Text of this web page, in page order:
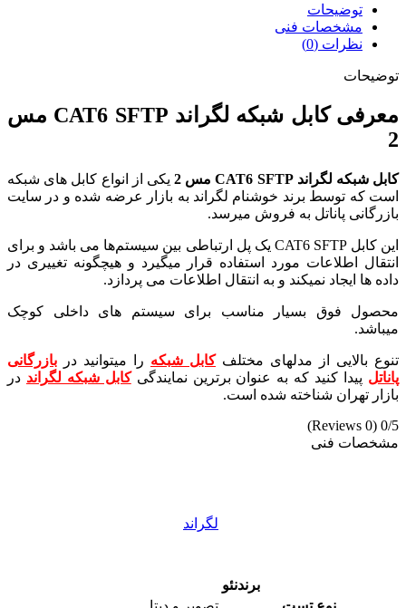
توضیحات
مشخصات فنی
نظرات (0)
توضیحات
معرفی کابل شبکه لگراند CAT6 SFTP مس
2
کابل شبکه لگراند CAT6 SFTP مس 2
یکی از انواع کابل های شبکه
است که توسط برند خوشنام لگراند به بازار عرضه شده و در سایت
بازرگانی پاناتل به فروش میرسد.
این کابل CAT6 SFTP یک پل ارتباطی بین سیستم‌ها می باشد و برای
انتقال اطلاعات مورد استفاده قرار میگیرد و هیچگونه تغییری در
داده ها ایجاد نمیکند و به انتقال اطلاعات می پردازد.
محصول فوق بسیار مناسب برای سیستم های داخلی کوچک
میباشد.
تنوع بالایی از مدلهای مختلفکابل شبکه را میتوانید در
بازرگانی
پاناتل پیدا کنید که به عنوان برترین نمایندگیکابل شبکه لگراند در
بازار تهران شناخته شده است.
0/5
(0 Reviews)
مشخصات فنی
برندنئو
لگراند